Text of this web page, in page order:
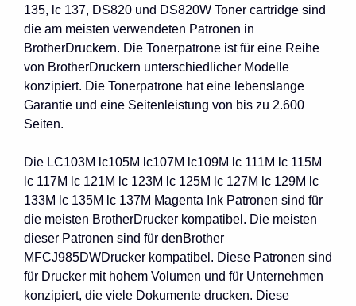
135, lc 137, DS820 und DS820W Toner cartridge sind
die am meisten verwendeten Patronen in
BrotherDruckern. Die Tonerpatrone ist für eine Reihe
von BrotherDruckern unterschiedlicher Modelle
konzipiert. Die Tonerpatrone hat eine lebenslange
Garantie und eine Seitenleistung von bis zu 2.600
Seiten.
Die LC103M lc105M lc107M lc109M lc 111M lc 115M
lc 117M lc 121M lc 123M lc 125M lc 127M lc 129M lc
133M lc 135M lc 137M Magenta Ink Patronen sind für
die meisten BrotherDrucker kompatibel. Die meisten
dieser Patronen sind für denBrother
MFCJ985DWDrucker kompatibel. Diese Patronen sind
für Drucker mit hohem Volumen und für Unternehmen
konzipiert, die viele Dokumente drucken. Diese